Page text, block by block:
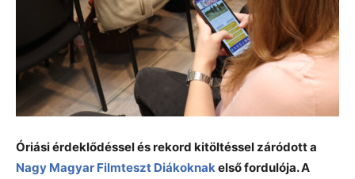
Óriási érdeklődéssel és rekord kitöltéssel záródott a
Nagy Magyar Filmteszt Diákoknakelső fordulója. A